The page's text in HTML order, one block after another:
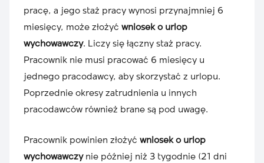
pracę, a jego staż pracy wynosi przynajmniej 6
miesięcy, może złożyć wniosek o urlop
wychowawczy. Liczy się łączny staż pracy.
Pracownik nie musi pracować 6 miesięcy u
jednego pracodawcy, aby skorzystać z urlopu.
Poprzednie okresy zatrudnienia u innych
pracodawców również brane są pod uwagę.
Pracownik powinien złożyć wniosek o urlop
wychowawczynie później niż 3 tygodnie (21 dni